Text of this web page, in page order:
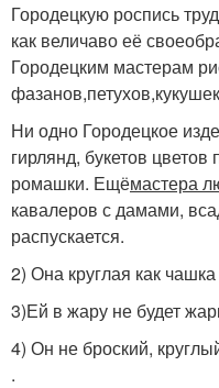
Городецкую роспись
как величаво её
Городецким мастерам
Ни одно Городецкое
гирлянд, букетов
ромашки. Ещёмастера
кавалеров с дамами,
распускается.
2) Она круглая как
3)Ей в жару не будет
4) Он не броский,
.